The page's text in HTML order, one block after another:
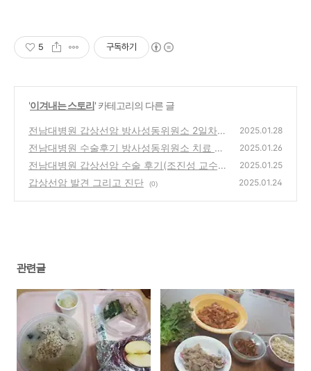
5 구독하기
'이겨내는 스토리' 카테고리의 다른 글
전남대병원 갑상선암 방사성동위원소 2일차
(5)
2025.01.28
전남대병원 수술후기 방사성동위원소 치료 준
비_방사성요오드치료
(0)
2025.01.26
전남대병원 갑상선암 수술 후기(조진성 교수)
(0)
2025.01.25
갑상선암 발견 그리고 진단 (0) 2025.01.24
관련글